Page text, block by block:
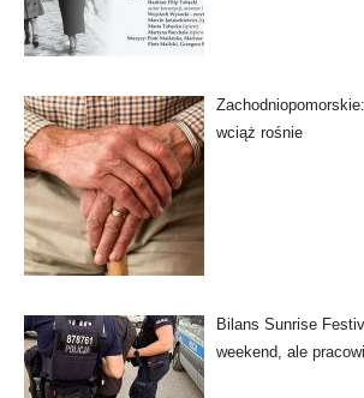
wciąż rośnie
Bilans Sunrise
weekend, ale